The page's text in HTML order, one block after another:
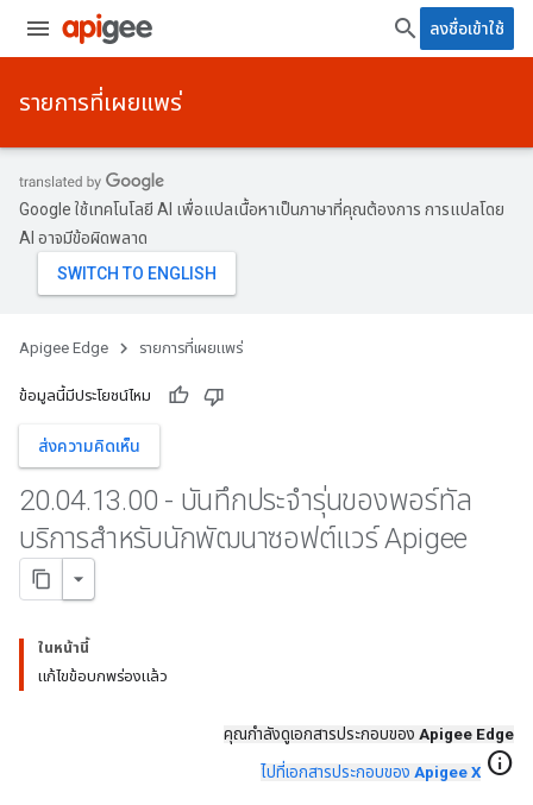
ลงชื่อเข้าใช้
รายการที่เผยแพร่
Google ใช้เทคโนโลยี AI เพื่อแปลเนื้อหาเป็นภาษาที่คุณต้องการ การแปลโดย
AI อาจมีข้อผิดพลาด
Apigee Edge รายการที่เผยแพร่
ข้อมูลนี้มีประโยชน์ไหม
ส่งความคิดเห็น
20.04.13.00 - บันทึกประจำรุ่นของพอร์ทัล
บริการสำหรับนักพัฒนาซอฟต์แวร์ Apigee
ในหน้านี้
แก้ไขข้อบกพร่องแล้ว
คุณกำลังดูเอกสารประกอบของ Apigee Edge
ไปที่เอกสารประกอบของ Apigee X info